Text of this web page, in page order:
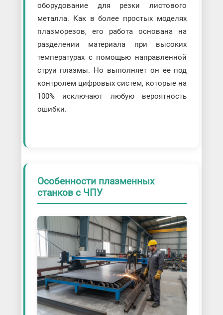
оборудование для резки листового
металла. Как в более простых моделях
плазморезов, его работа основана на
разделении материала при высоких
температурах с помощью направленной
струи плазмы. Но выполняет он ее под
контролем цифровых систем, которые на
100% исключают любую вероятность
ошибки.
Особенности плазменных
станков с ЧПУ